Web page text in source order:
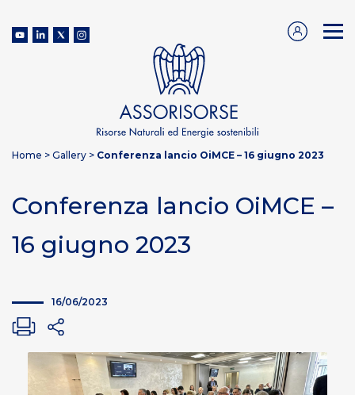
Home > Gallery > Conferenza lancio OiMCE – 16 giugno 2023
Conferenza lancio OiMCE –
16 giugno 2023
16/06/2023